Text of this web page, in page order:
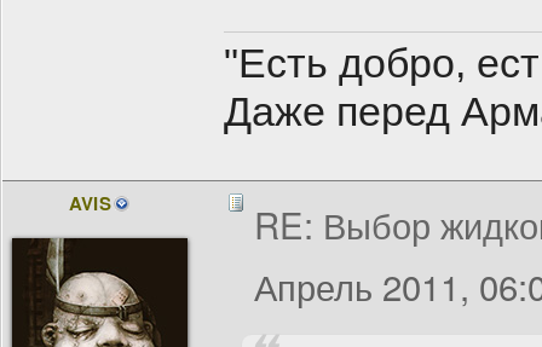
"Есть добро,
Даже перед
AVIS
RE: Выбор
Апрель 2011,